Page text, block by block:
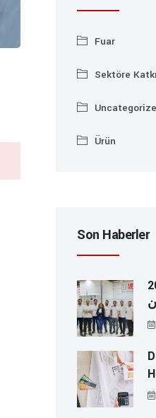
Fuar
Sektöre Katkı
Ürün
Son Haberler